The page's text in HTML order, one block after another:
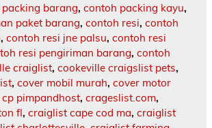
barang, contoh packing kayu,
paket barang, contoh resi, contoh
, contoh resi jne palsu, contoh resi
resi pengiriman barang, contoh
craiglist, cookeville craigslist pets,
, cover mobil murah, cover motor
cp pimpandhost, crageslist.com,
fl, craiglist cape cod ma, craiglist